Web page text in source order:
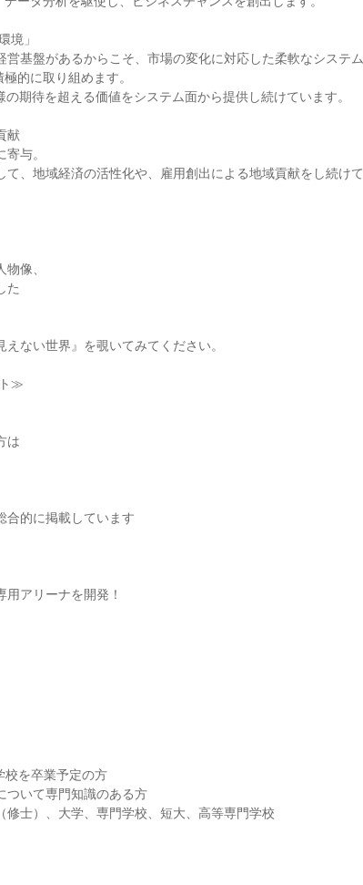
境」
基盤があるからこそ、市場の変化に対応した柔軟なシステム
的に取り組めます。
期待を超える価値をシステム面から提供し続けています。
献
与。
、地域経済の活性化や、雇用創出による地域貢献をし続けて
像、
た
ない世界』を覗いてみてください。
≫
は
合的に掲載しています
アリーナを開発！
校を卒業予定の方
ついて専門知識のある方
士）、大学、専門学校、短大、高等専門学校